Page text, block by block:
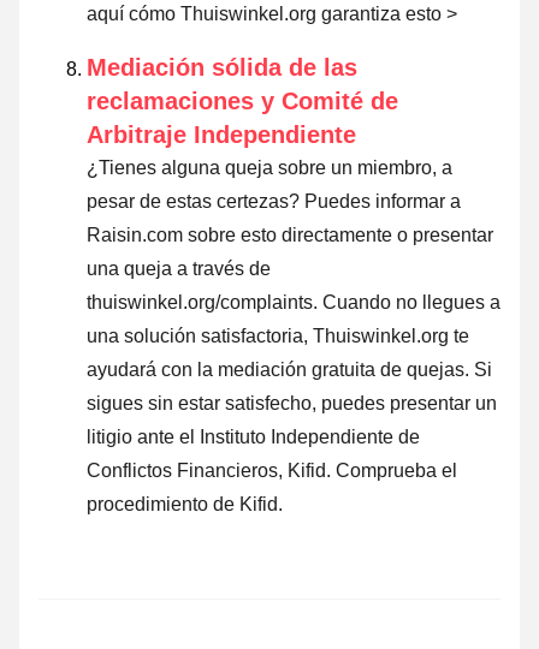
aquí cómo Thuiswinkel.org garantiza esto >
Mediación sólida de las
reclamaciones y Comité de
Arbitraje Independiente
¿Tienes alguna queja sobre un miembro, a
pesar de estas certezas? Puedes informar a
Raisin.com sobre esto directamente o presentar
una queja a través de
thuiswinkel.org/complaints. Cuando no llegues a
una solución satisfactoria, Thuiswinkel.org te
ayudará con la mediación gratuita de quejas. Si
sigues sin estar satisfecho, puedes presentar un
litigio ante el Instituto Independiente de
Conflictos Financieros, Kifid. Comprueba el
procedimiento de Kifid.